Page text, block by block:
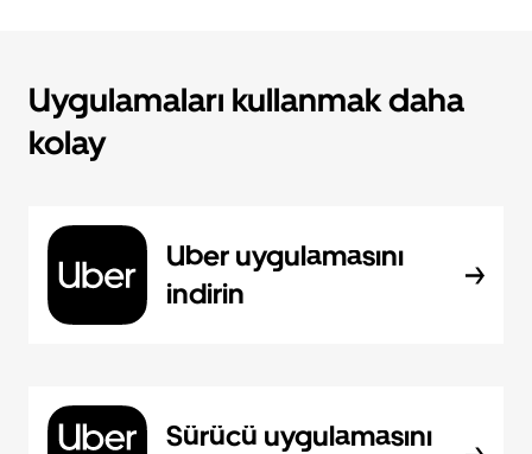
Uygulamaları kullanmak daha
kolay
Uber uygulamasını
indirin
Sürücü uygulamasını